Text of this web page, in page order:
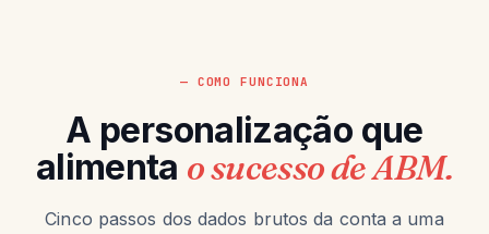
— COMO FUNCIONA
A personalização que
alimenta o sucesso de ABM.
Cinco passos dos dados brutos da conta a uma